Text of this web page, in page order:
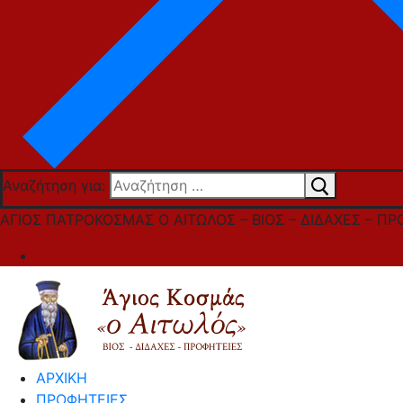
Αναζήτηση για:
ΑΓΙΟΣ ΠΑΤΡΟΚΟΣΜΑΣ Ο ΑΙΤΩΛΟΣ – ΒΙΟΣ – ΔΙΔΑΧΕΣ –
ΑΡΧΙΚΗ
ΠΡΟΦΗΤΕΙΕΣ